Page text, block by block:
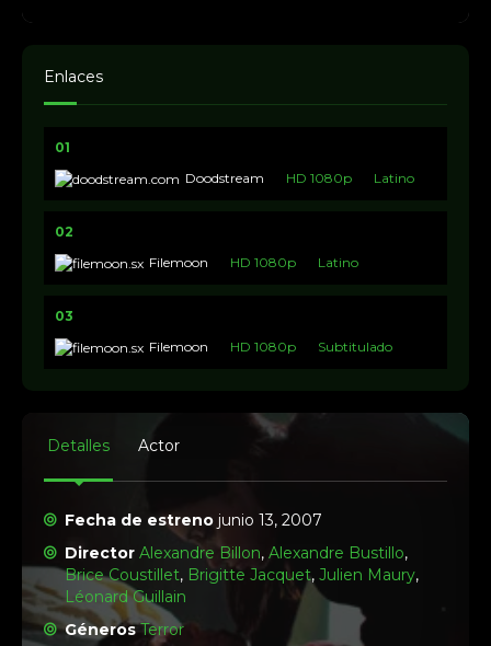
Enlaces
01
Doodstream
HD 1080p Latino
02
Filemoon
HD 1080p Latino
03
Filemoon
HD 1080p Subtitulado
Detalles Actor
Fecha de estreno junio 13, 2007
Director Alexandre Billon,Alexandre Bustillo,
Brice Coustillet, Brigitte Jacquet,Julien Maury,
Léonard Guillain
Géneros Terror